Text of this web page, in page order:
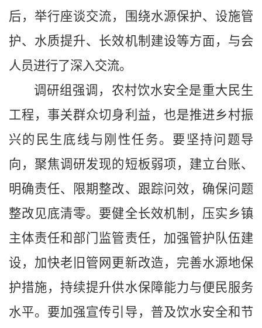
后，举行座谈交流，围绕水源保护、设施管
护、水质提升、长效机制建设等方面，与会
人员进行了深入交流。
调研组强调，农村饮水安全是重大民生
工程，事关群众切身利益，也是推进乡村振
兴的民生底线与刚性任务。要坚持问题导
向，聚焦调研发现的短板弱项，建立台账、
明确责任、限期整改、跟踪问效，确保问题
整改见底清零。要健全长效机制，压实乡镇
主体责任和部门监管责任，加强管护队伍建
设，加快老旧管网更新改造，完善水源地保
护措施，持续提升供水保障能力与便民服务
水平。要加强宣传引导，普及饮水安全和节